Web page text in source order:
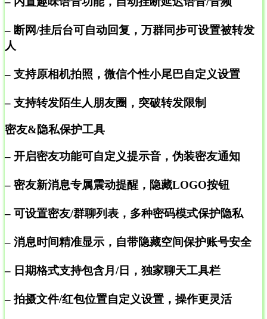
– 断网/挂后台可自动回复，万群同步可设置被转发
人
– 支持原相机拍照，微信个性小尾巴自定义设置
– 支持转发陌生人朋友圈，突破转发限制
密友&隐私保护工具
– 开启密友功能可自定义提示音，伪装密友通知
– 密友新消息专属震动提醒，隐藏LOGO按钮
– 可设置密友/群聊列表，多种密码模式保护隐私
– 消息时间精准显示，自带隐藏空间保护账号安全
– 日期格式支持包含月/日，独家聊天工具栏
– 拍摄文件/红包位置自定义设置，操作更灵活